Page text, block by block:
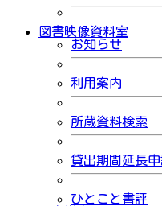
図書映像資料室
お知らせ
利用案内
所蔵資料検索
貸出期間延長申
ひとこと書評